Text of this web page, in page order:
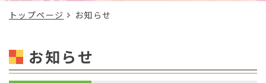
トップページ お知らせ
お知らせ